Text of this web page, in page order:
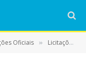
Oficiais » Licitações